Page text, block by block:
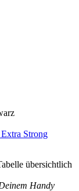
Strong
übersichtlich
Handy